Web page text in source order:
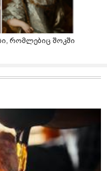
რომლებიც შოკში